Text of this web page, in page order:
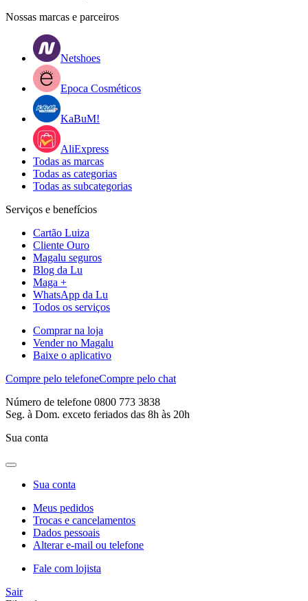
Nossas marcas e parceiros
Netshoes
Epoca Cosméticos
KaBuM!
AliExpress
Todas as marcas
Todas as categorias
Todas as subcategorias
Serviços e benefícios
Cartão Luiza
Cliente Ouro
Magalu seguros
Blog da Lu
Maga +
WhatsApp da Lu
Todos os serviços
Comprar na loja
Vender no Magalu
Baixe o aplicativo
Compre pelo telefoneCompre pelo chat
Número de telefone 0800 773 3838
Seg. à Dom. exceto feriados das 8h às 20h
Sua conta
Sua conta
Meus pedidos
Trocas e cancelamentos
Dados pessoais
Alterar e-mail ou telefone
Fale com lojista
Sair